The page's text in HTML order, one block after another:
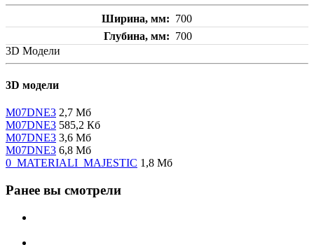
Ширина, мм
700
Глубина, мм
700
3D Модели
3D модели
M07DNE3 2,7 Мб
M07DNE3 585,2 Кб
M07DNE3 3,6 Мб
M07DNE3 6,8 Мб
0_MATERIALI_MAJESTIC 1,8 Мб
Ранее вы смотрели